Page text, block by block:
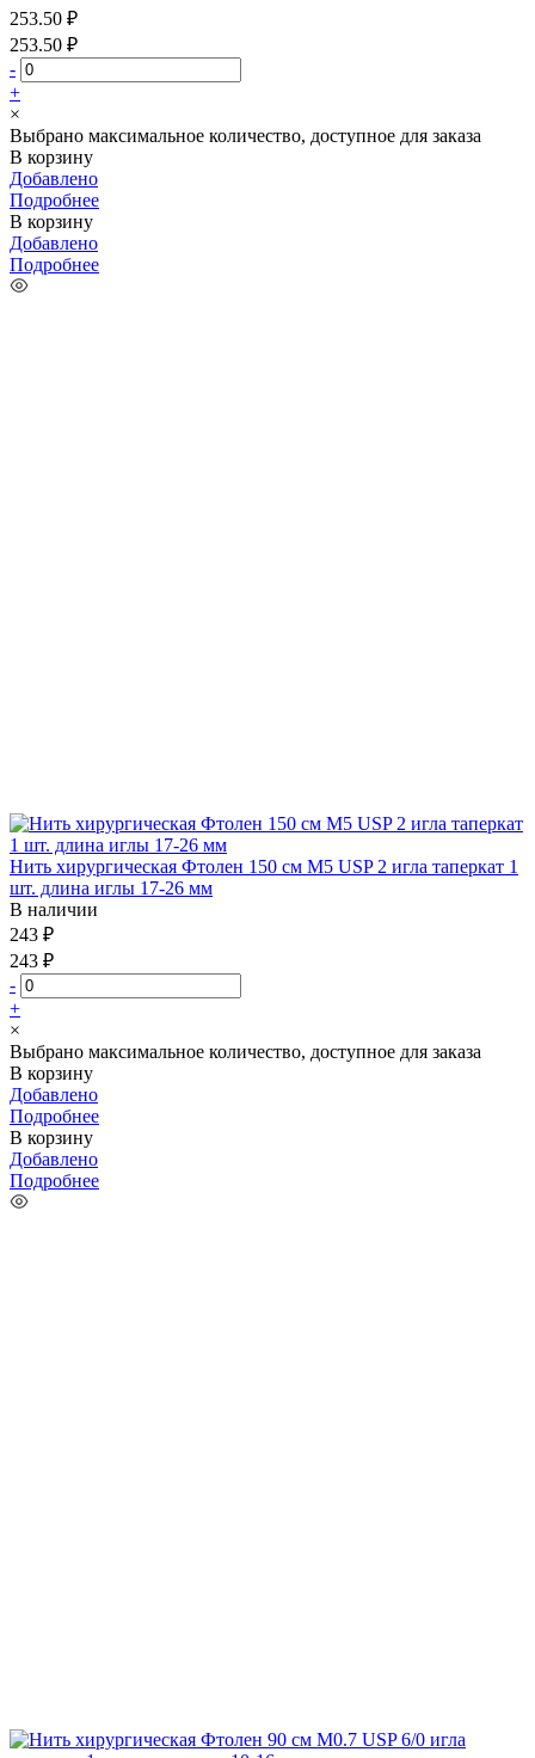
253.50 ₽
253.50 ₽
-
+
×
Выбрано максимальное количество, доступное для заказа
В корзину
Добавлено
Подробнее
В корзину
Добавлено
Подробнее
Нить хирургическая Фтолен 150 см М5 USP 2 игла таперкат 1
шт. длина иглы 17-26 мм
В наличии
243 ₽
243 ₽
-
+
×
Выбрано максимальное количество, доступное для заказа
В корзину
Добавлено
Подробнее
В корзину
Добавлено
Подробнее